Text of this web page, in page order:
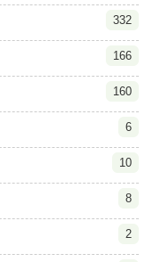
332
166
160
6
10
8
2